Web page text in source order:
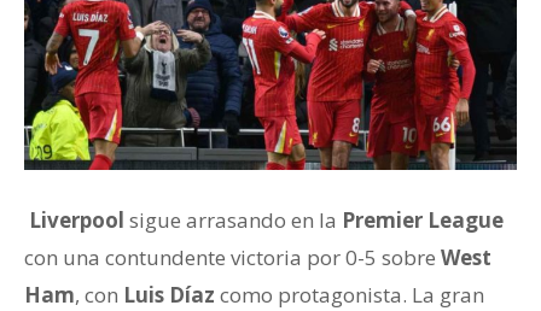
Liverpool sigue arrasando en la Premier League
con una contundente victoria por 0-5 sobre West
Ham, con Luis Díaz como protagonista. La gran